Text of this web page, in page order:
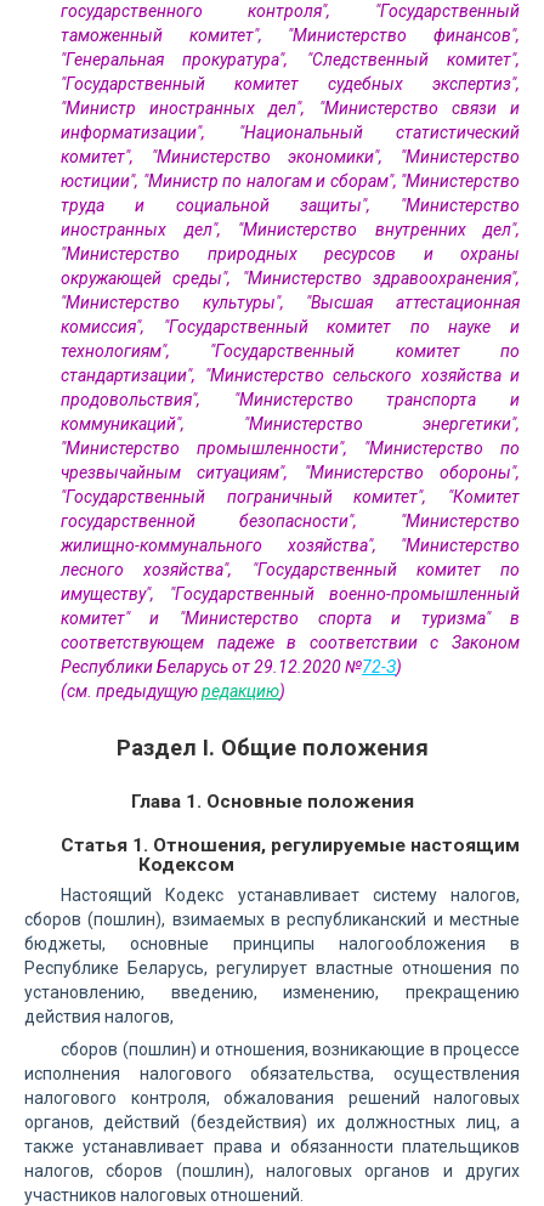
государственного контроля", "Государственный
таможенный комитет", "Министерство финансов",
"Генеральная прокуратура", "Следственный комитет",
"Государственный комитет судебных экспертиз",
"Министр иностранных дел", "Министерство связи и
информатизации", "Национальный статистический
комитет", "Министерство экономики", "Министерство
юстиции", "Министр по налогам и сборам", "Министерство
труда и социальной защиты", "Министерство
иностранных дел", "Министерство внутренних дел",
"Министерство природных ресурсов и охраны
окружающей среды", "Министерство здравоохранения",
"Министерство культуры", "Высшая аттестационная
комиссия", "Государственный комитет по науке и
технологиям", "Государственный комитет по
стандартизации", "Министерство сельского хозяйства и
продовольствия", "Министерство транспорта и
коммуникаций", "Министерство энергетики",
"Министерство промышленности", "Министерство по
чрезвычайным ситуациям", "Министерство обороны",
"Государственный пограничный комитет", "Комитет
государственной безопасности", "Министерство
жилищно-коммунального хозяйства", "Министерство
лесного хозяйства", "Государственный комитет по
имуществу", "Государственный военно-промышленный
комитет" и "Министерство спорта и туризма" в
соответствующем падеже в соответствии с Законом
Республики Беларусь от 29.12.2020 №72-З)
(см. предыдущуюредакцию)
Раздел I. Общие положения
Глава 1. Основные положения
Статья 1. Отношения, регулируемые настоящим
Кодексом
Настоящий Кодекс устанавливает систему налогов,
сборов (пошлин), взимаемых в республиканский и местные
бюджеты, основные принципы налогообложения в
Республике Беларусь, регулирует властные отношения по
установлению, введению, изменению, прекращению
действия налогов,
сборов (пошлин) и отношения, возникающие в процессе
исполнения налогового обязательства, осуществления
налогового контроля, обжалования решений налоговых
органов, действий (бездействия) их должностных лиц, а
также устанавливает права и обязанности плательщиков
налогов, сборов (пошлин), налоговых органов и других
участников налоговых отношений.